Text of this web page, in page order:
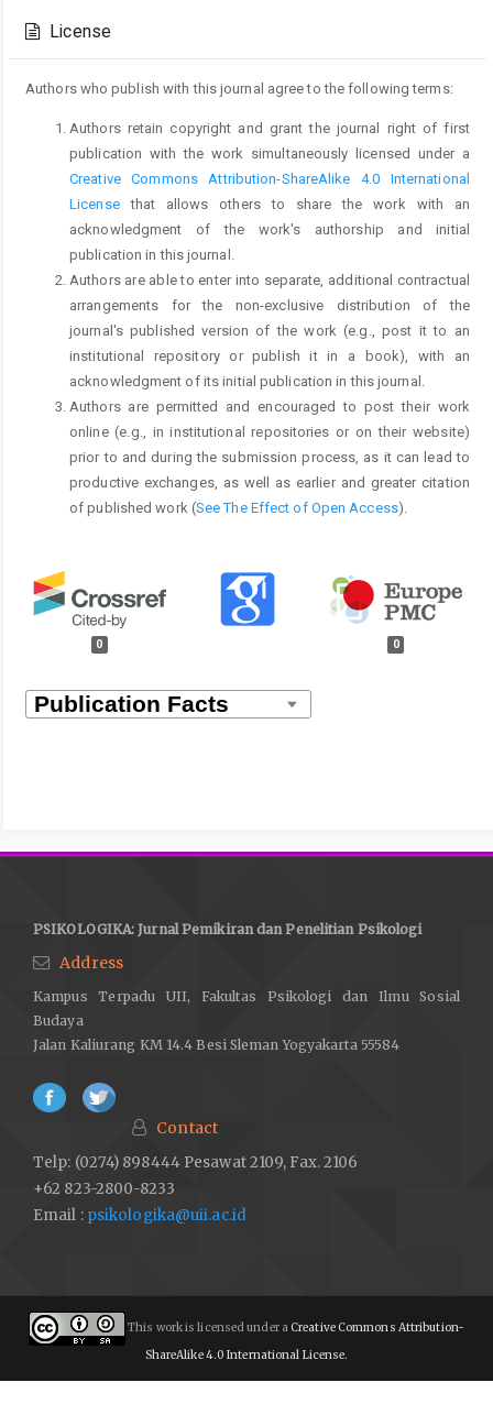
Details
License
Authors who publish with this journal agree to the following terms:
Authors retain copyright and grant the journal right of first
publication with the work simultaneously licensed under a
Creative Commons Attribution-ShareAlike 4.0 International
Licensethat allows others to share the work with an
acknowledgment of the work's authorship and initial
publication in this journal.
Authors are able to enter into separate, additional contractual
arrangements for the non-exclusive distribution of the
journal's published version of the work (e.g., post it to an
institutional repository or publish it in a book), with an
acknowledgment of its initial publication in this journal.
Authors are permitted and encouraged to post their work
online (e.g., in institutional repositories or on their website)
prior to and during the submission process, as it can lead to
productive exchanges, as well as earlier and greater citation
of published work (See The Effect of Open Access).
0 0
PSIKOLOGIKA: Jurnal Pemikiran dan Penelitian Psikologi
Address
Kampus Terpadu UII, Fakultas Psikologi dan Ilmu Sosial
Budaya
Jalan Kaliurang KM 14.4 Besi Sleman Yogyakarta 55584
Contact
Telp: (0274) 898444 Pesawat 2109, Fax. 2106
+62 823-2800-8233
Email : psikologika@uii.ac.id
This work is licensed under a Creative Commons Attribution-
ShareAlike 4.0 International License.